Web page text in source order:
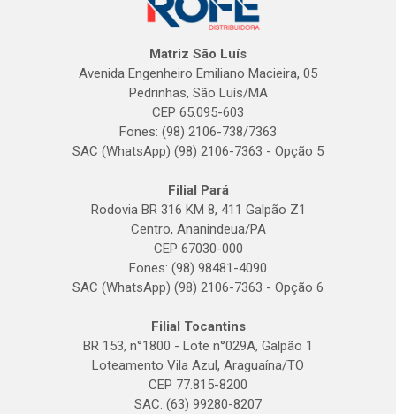
Matriz São Luís
Avenida Engenheiro Emiliano Macieira, 05
Pedrinhas, São Luís/MA
CEP 65.095-603
Fones: (98) 2106-738/7363
SAC (WhatsApp) (98) 2106-7363 - Opção 5
Filial Pará
Rodovia BR 316 KM 8, 411 Galpão Z1
Centro, Ananindeua/PA
CEP 67030-000
Fones: (98) 98481-4090
SAC (WhatsApp) (98) 2106-7363 - Opção 6
Filial Tocantins
BR 153, n°1800 - Lote n°029A, Galpão 1
Loteamento Vila Azul, Araguaína/TO
CEP 77.815-8200
SAC: (63) 99280-8207